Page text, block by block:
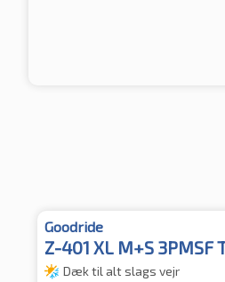
Goodride
Z-401 XL M+S 3PMSF
Dæk til alt slags vejr